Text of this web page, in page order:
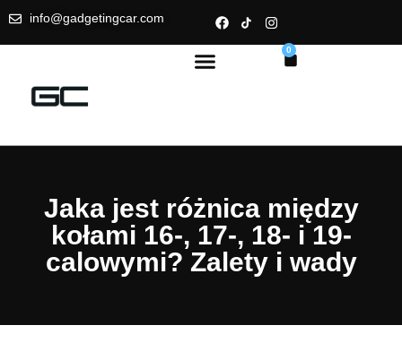
info@gadgetingcar.com
0
Jaka jest różnica między
kołami 16-, 17-, 18- i 19-
calowymi? Zalety i wady